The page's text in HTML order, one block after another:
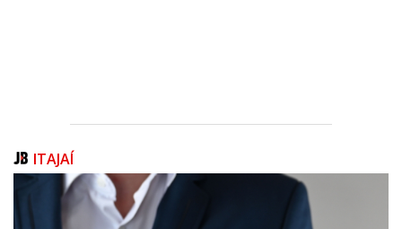
PUBLICAÇÕES LEGAIS
06/06/2025 | 16:37
ATA DE CONVOCAÇÃO PARA A CONSTITUIÇÃO
DA ASSOCIAÇÃO JUNTOS PELO BAIRRO IMARUÍ.
ITAJAÍ